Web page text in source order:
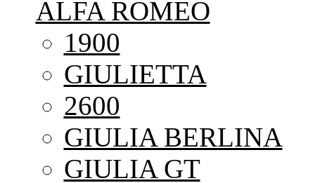
ALFA ROMEO
1900
GIULIETTA
2600
GIULIA BERLINA
GIULIA GT